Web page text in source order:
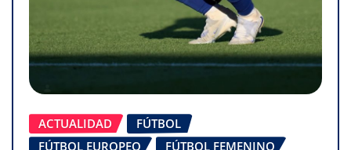
ACTUALIDAD
FÚTBOL
FÚTBOL EUROPEO
FÚTBOL FEMENINO